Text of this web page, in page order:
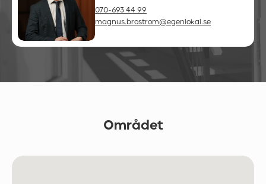
070-693 44 99
magnus.brostrom@egenlokal.se
Området